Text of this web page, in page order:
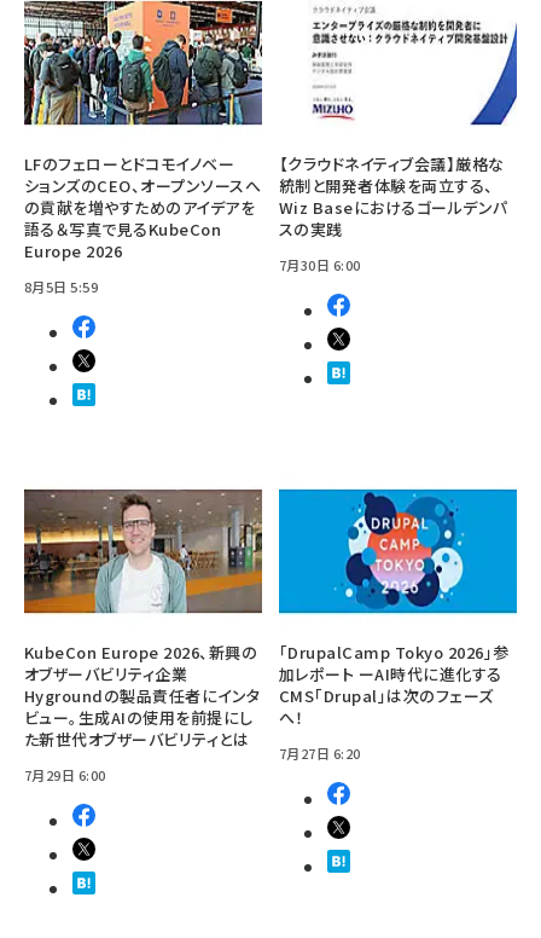
LFのフェローとドコモイノベー
ションズのCEO、オープンソースへ
の貢献を増やすためのアイデアを
語る＆写真で見るKubeCon
Europe 2026
8月5日 5:59
【クラウドネイティブ会議】厳格な
統制と開発者体験を両立する、
Wiz Baseにおけるゴールデンパ
スの実践
7月30日 6:00
KubeCon Europe 2026、新興の
オブザーバビリティ企業
Hygroundの製品責任者にインタ
ビュー。生成AIの使用を前提にし
た新世代オブザーバビリティとは
7月29日 6:00
「DrupalCamp Tokyo 2026」参
加レポート ーAI時代に進化する
CMS「Drupal」は次のフェーズ
へ！
7月27日 6:20